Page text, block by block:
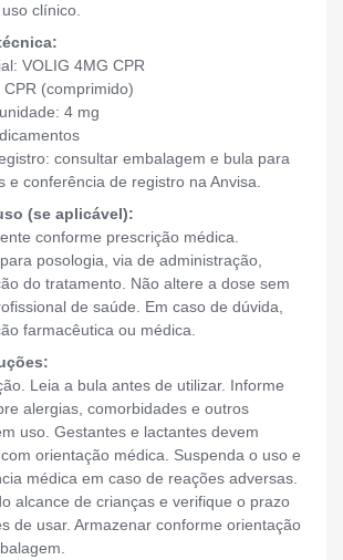
clínico.
VOLIG 4MG CPR
(comprimido)
4 mg
consultar embalagem e bula para
e conferência de registro na Anvisa.
(se aplicável):
conforme prescrição médica.
posologia, via de administração,
do tratamento. Não altere a dose sem
de saúde. Em caso de dúvida,
farmacêutica ou médica.
Leia a bula antes de utilizar. Informe
alergias, comorbidades e outros
uso. Gestantes e lactantes devem
orientação médica. Suspenda o uso e
médica em caso de reações adversas.
alcance de crianças e verifique o prazo
de usar. Armazenar conforme orientação